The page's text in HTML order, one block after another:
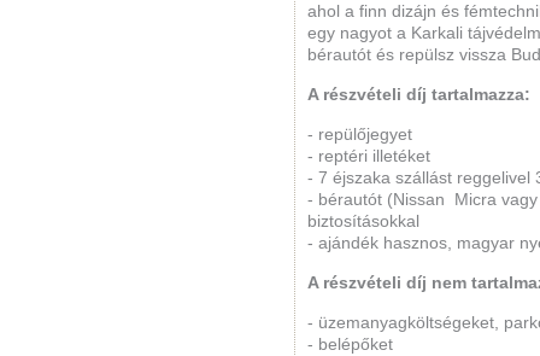
ahol a finn dizájn és
egy nagyot a Karkali
bérautót és repülsz vissza
A részvételi díj tartalmazza:
- repülőjegyet
- reptéri illetéket
- 7 éjszaka szállást reggelivel
- bérautót (Nissan Micra
biztosításokkal
- ajándék hasznos, magyar
A részvételi díj nem
- üzemanyagköltségeket,
- belépőket